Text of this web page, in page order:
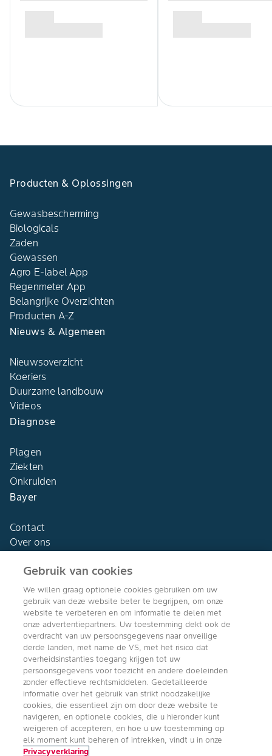
Producten & Oplossingen
Gewasbescherming
Biologicals
Zaden
Gewassen
Agro E-label App
Regenmeter App
Belangrijke Overzichten
Producten A-Z
Nieuws & Algemeen
Nieuwsoverzicht
Koeriers
Duurzame landbouw
Videos
Diagnose
Plagen
Ziekten
Onkruiden
Bayer
Contact
Over ons
Agro Bayer
Nederland
Volg ons
Gebruik van cookies
We willen graag optionele cookies gebruiken om uw
gebruik van deze website beter te begrijpen, om onze
website te verbeteren en om informatie te delen met
onze advertentiepartners. Uw toestemming dekt ook de
overdracht van uw persoonsgegevens naar onveilige
derde landen, met name de VS, met het risico dat
overheidsinstanties toegang krijgen tot uw
persoonsgegevens voor toezicht en andere doeleinden
zonder effectieve rechtsmiddelen. Gedetailleerde
informatie over het gebruik van strikt noodzakelijke
cookies, die essentieel zijn om door deze website te
navigeren, en optionele cookies, die u hieronder kunt
weigeren of accepteren, en hoe u uw toestemming op
elk moment kunt beheren of intrekken, vindt u in onze
Privacyverklaring